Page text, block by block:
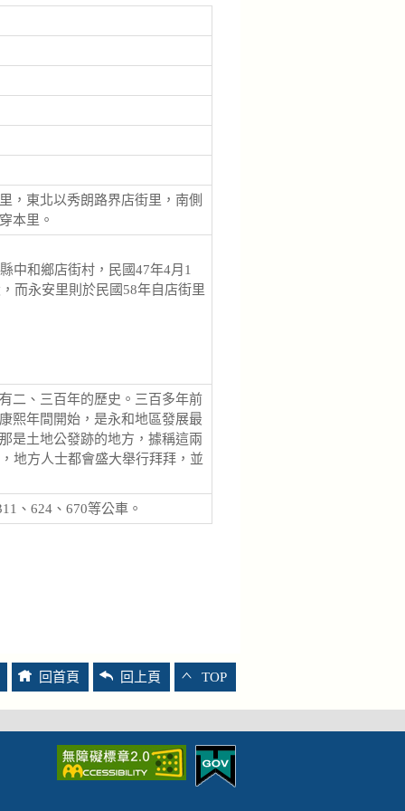
，東北以秀朗路界店街里，南側
本里。
中和鄉店街村，民國47年4月1
而永安里則於民國58年自店街里
二、三百年的歷史。三百多年前
熙年間開始，是永和地區發展最
是土地公發跡的地方，據稱這兩
地方人士都會盛大舉行拜拜，並
、624、670等公車。
回首頁 回上頁 TOP